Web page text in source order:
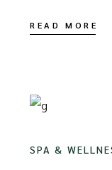
READ MORE
SPA &